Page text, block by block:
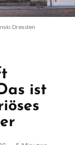
Dresden
ist